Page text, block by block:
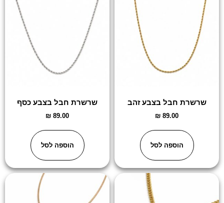
שרשרת חבל בצבע זהב
₪ 89.00
הוספה לסל
שרשרת חבל בצבע כסף
₪ 89.00
הוספה לסל